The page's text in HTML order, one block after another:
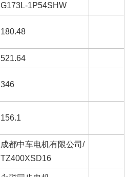
G173L-1P54SHW
180.48
521.64
346
156.1
成都中车电机有限公司/
TZ400XSD16